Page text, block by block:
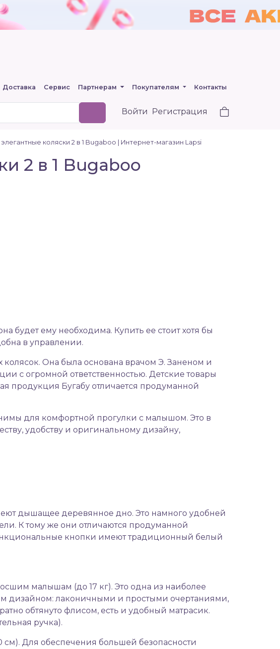
Доставка Сервис Партнерам Покупателям Контакты
Войти Регистрация
коляски 2 в 1 Bugaboo | Интернет-магазин Lapsi
2 в 1 Bugaboo
будет ему необходима. Купить ее стоит хотя бы
в управлении.
Она была основана врачом Э. Заненом и
с огромной ответственностью. Детские товары
продукция Бугабу отличается продуманной
для комфортной прогулки с малышом. Это в
удобству и оригинальному дизайну,
дышащее деревянное дно. Это намного удобней
К тому же они отличаются продуманной
кнопки имеют традиционный белый
малышам (до 17 кг). Это одна из наиболее
дизайном: лаконичными и простыми очертаниями,
обтянуто флисом, есть и удобный матрасик.
ручка).
см). Для обеспечения большей безопасности